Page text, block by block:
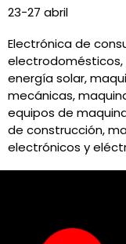
23-27 abril
Electrónica de
electrodomésticos,
energía solar,
mecánicas,
equipos de
de construcción,
electrónicos y